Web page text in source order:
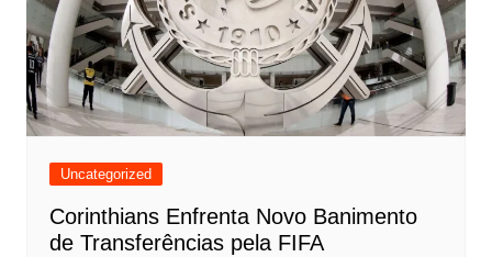
Uncategorized
Corinthians Enfrenta Novo Banimento
de Transferências pela FIFA